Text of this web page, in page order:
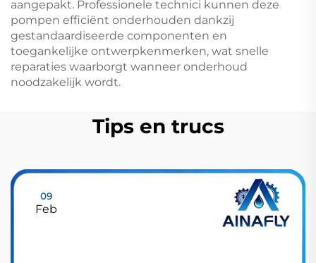
aangepakt. Professionele technici kunnen deze
pompen efficiënt onderhouden dankzij
gestandaardiseerde componenten en
toegankelijke ontwerpkenmerken, wat snelle
reparaties waarborgt wanneer onderhoud
noodzakelijk wordt.
Tips en trucs
09
Feb